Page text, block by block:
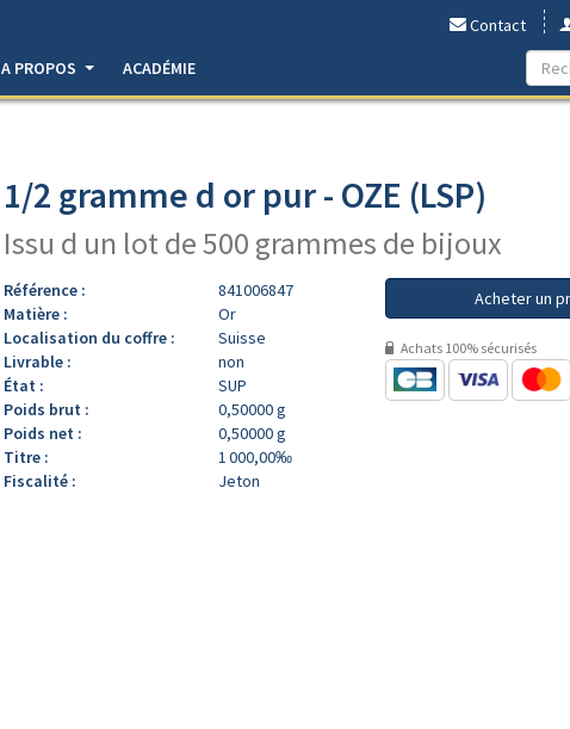
Contact
A PROPOS ACADÉMIE
1/2 gramme d or pur - OZE (LSP)
Issu d un lot de 500 grammes de bijoux
Référence :
841006847
Matière :
Or
Localisation du coffre :
Suisse
Livrable :
non
État :
SUP
Poids brut :
0,50000 g
Poids net :
0,50000 g
Titre :
1 000,00‰
Fiscalité :
Jeton
Acheter un
Achats 100% sécurisés